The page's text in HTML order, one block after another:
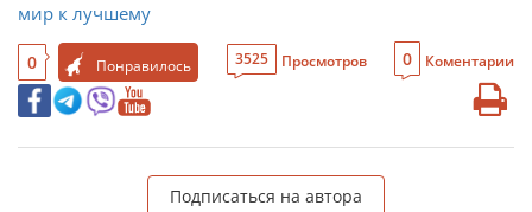
мир к лучшему
0 Понравилось 3525 Просмотров 0 Коментарии
Подписаться на автора